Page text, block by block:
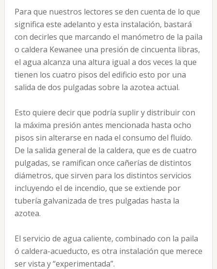
Para que nuestros lectores se den cuenta de lo que
significa este adelanto y esta instalación, bastará
con decirles que marcando el manómetro de la paila
o caldera Kewanee una presión de cincuenta libras,
el agua alcanza una altura igual a dos veces la que
tienen los cuatro pisos del edificio esto por una
salida de dos pulgadas sobre la azotea actual.
Esto quiere decir que podría suplir y distribuir con
la máxima presión antes mencionada hasta ocho
pisos sin alterarse en nada el consumo del fluido.
De la salida general de la caldera, que es de cuatro
pulgadas, se ramifican once cañerías de distintos
diámetros, que sirven para los distintos servicios
incluyendo el de incendio, que se extiende por
tubería galvanizada de tres pulgadas hasta la
azotea.
El servicio de agua caliente, combinado con la paila
ó caldera-acueducto, es otra instalación que merece
ser vista y “experimentada”.